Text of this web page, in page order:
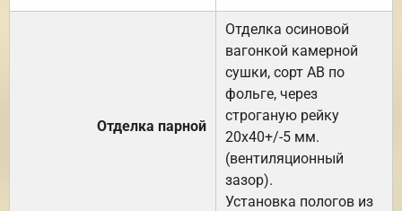
Отделка парной
Отделка осиновой
вагонкой камерной
сушки, сорт АВ по
фольге, через
строганую рейку
20х40+/-5 мм.
(вентиляционный
зазор).
Установка пологов из